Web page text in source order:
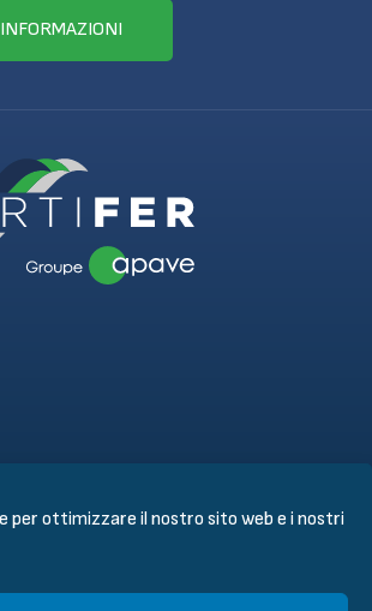
per ottimizzare il nostro sito web e i nostri